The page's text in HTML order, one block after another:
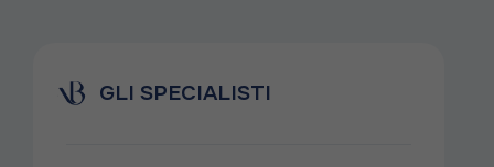
GLI SPECIALISTI